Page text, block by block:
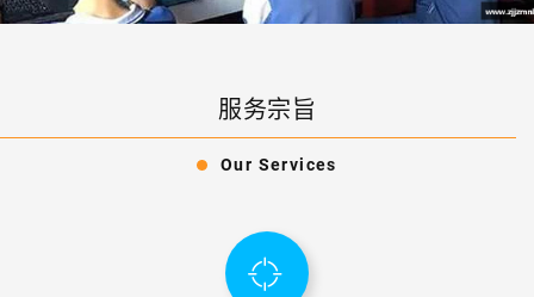
服务宗旨
Our Services